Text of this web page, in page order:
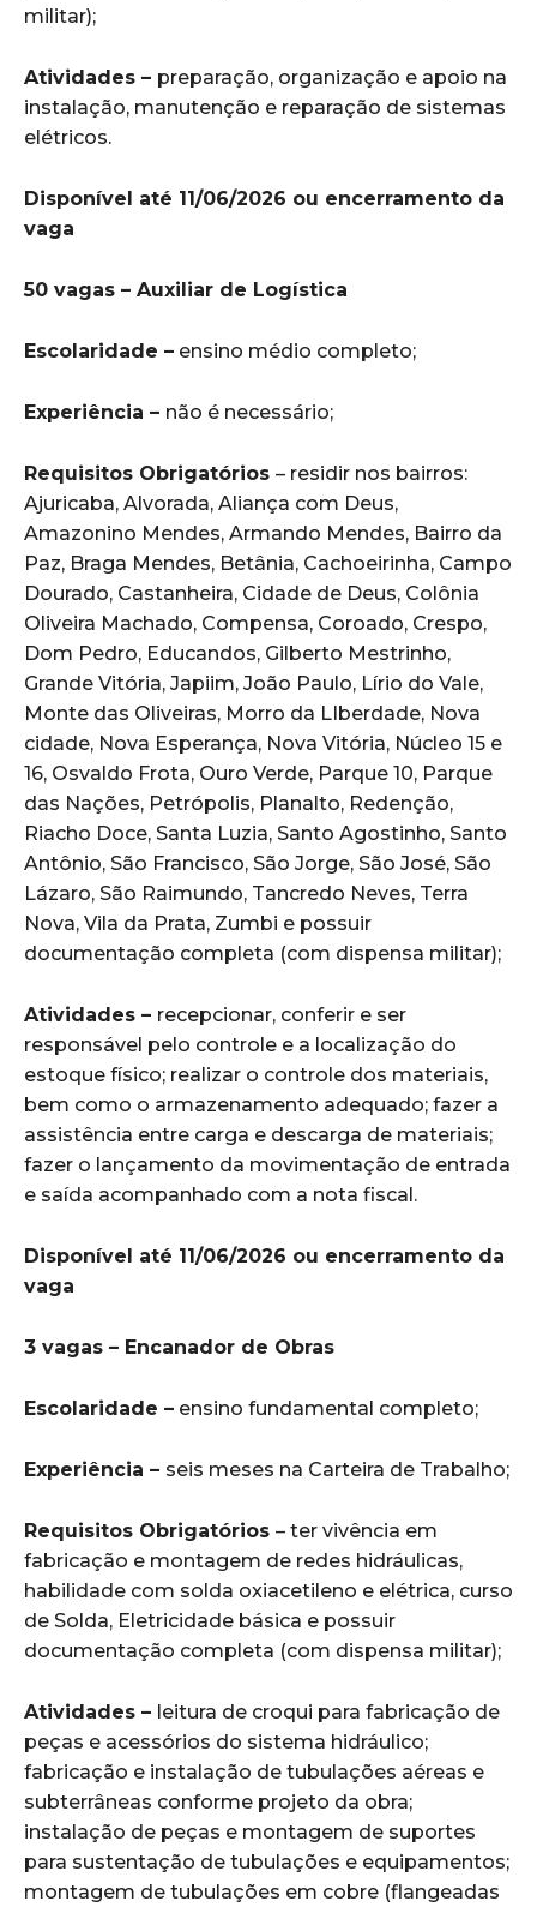
militar);
Atividades – preparação, organização e apoio na
instalação, manutenção e reparação de sistemas
elétricos.
Disponível até 11/06/2026 ou encerramento da
vaga
50 vagas – Auxiliar de Logística
Escolaridade – ensino médio completo;
Experiência – não é necessário;
Requisitos Obrigatórios – residir nos bairros:
Ajuricaba, Alvorada, Aliança com Deus,
Amazonino Mendes, Armando Mendes, Bairro da
Paz, Braga Mendes, Betânia, Cachoeirinha, Campo
Dourado, Castanheira, Cidade de Deus, Colônia
Oliveira Machado, Compensa, Coroado, Crespo,
Dom Pedro, Educandos, Gilberto Mestrinho,
Grande Vitória, Japiim, João Paulo, Lírio do Vale,
Monte das Oliveiras, Morro da LIberdade, Nova
cidade, Nova Esperança, Nova Vitória, Núcleo 15 e
16, Osvaldo Frota, Ouro Verde, Parque 10, Parque
das Nações, Petrópolis, Planalto, Redenção,
Riacho Doce, Santa Luzia, Santo Agostinho, Santo
Antônio, São Francisco, São Jorge, São José, São
Lázaro, São Raimundo, Tancredo Neves, Terra
Nova, Vila da Prata, Zumbi e possuir
documentação completa (com dispensa militar);
Atividades – recepcionar, conferir e ser
responsável pelo controle e a localização do
estoque físico; realizar o controle dos materiais,
bem como o armazenamento adequado; fazer a
assistência entre carga e descarga de materiais;
fazer o lançamento da movimentação de entrada
e saída acompanhado com a nota fiscal.
Disponível até 11/06/2026 ou encerramento da
vaga
3 vagas – Encanador de Obras
Escolaridade – ensino fundamental completo;
Experiência – seis meses na Carteira de Trabalho;
Requisitos Obrigatórios – ter vivência em
fabricação e montagem de redes hidráulicas,
habilidade com solda oxiacetileno e elétrica, curso
de Solda, Eletricidade básica e possuir
documentação completa (com dispensa militar);
Atividades – leitura de croqui para fabricação de
peças e acessórios do sistema hidráulico;
fabricação e instalação de tubulações aéreas e
subterrâneas conforme projeto da obra;
instalação de peças e montagem de suportes
para sustentação de tubulações e equipamentos;
montagem de tubulações em cobre (flangeadas